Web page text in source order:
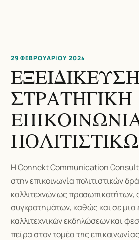
29 ΦΕΒΡΟΥΑΡΊΟΥ 2024
ΣΤΡΑΤΗΓΙΚΗ
Η Connekt Communication
στην επικοινωνία πολιτιστικών
καλλιτεχνών ως προσωπικοτήτων,
συγκροτημάτων, καθώς και σε μια
καλλιτεχνικών εκδηλώσεων και
πείρα στον τομέα της